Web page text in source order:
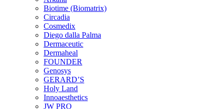
Biotime (Biomatrix)
Circadia
Cosmedix
Diego dalla Palma
Dermaceutic
Dermaheal
FOUNDER
Genosys
GERARD’S
Holy Land
Innoaesthetics
JW PRO